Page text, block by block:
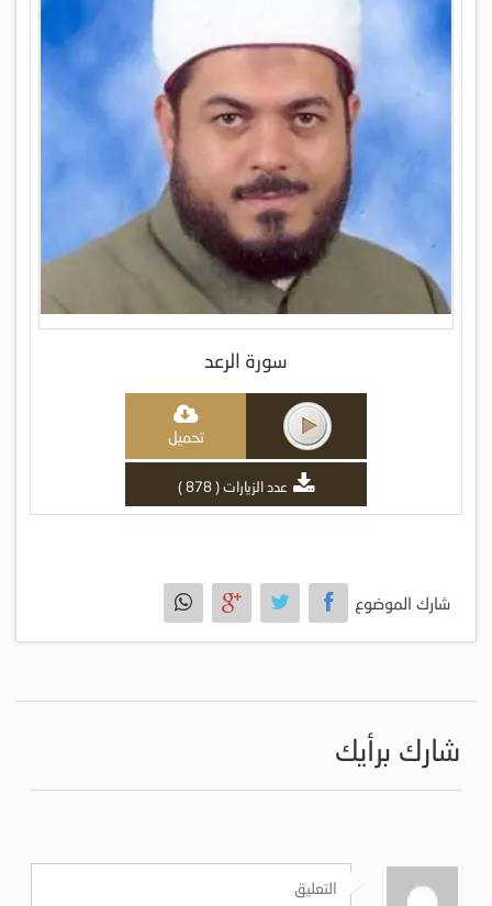
سورة الرعد
تحميل
عدد الزيارات ( 878 )
شارك الموضوع
شارك برأيك